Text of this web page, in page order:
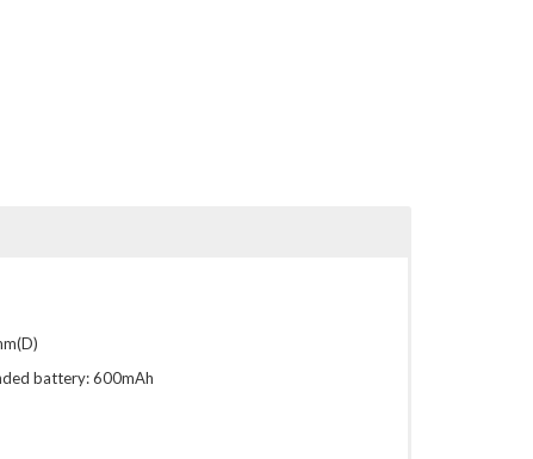
battery: 600mAh